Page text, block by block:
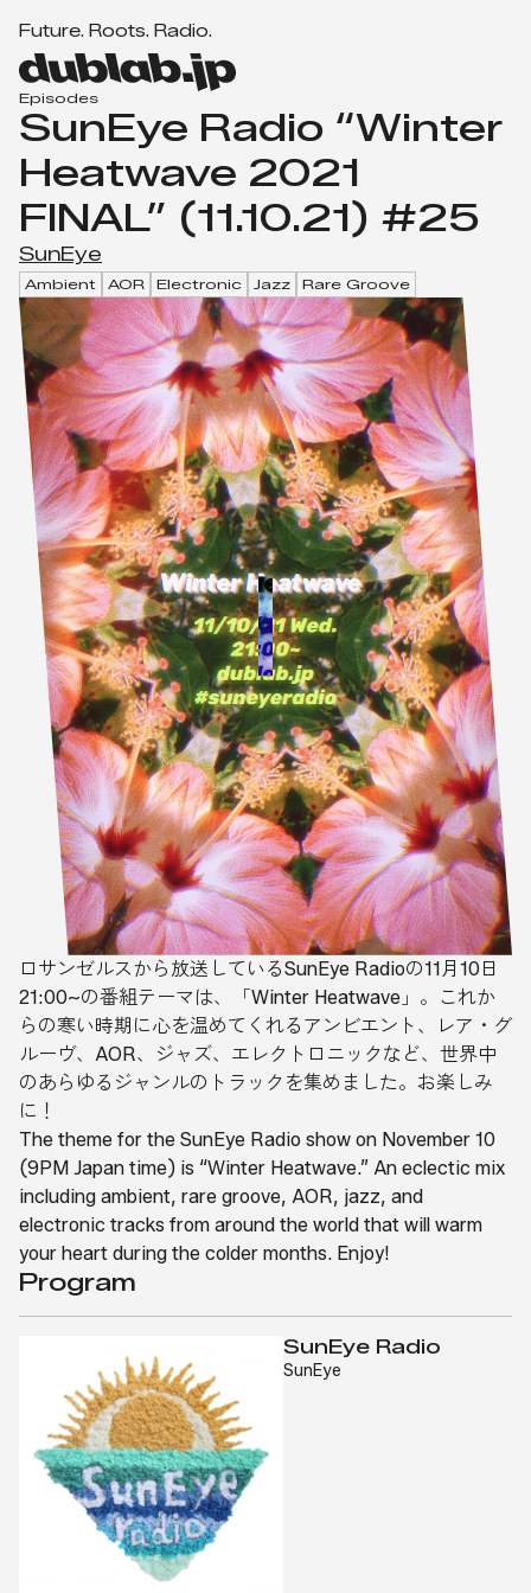
Future. Roots. Radio.
d
b
a
b.
j
Episodes
SunEye Radio “Winter
Heatwave 2021
FINAL” (11.10.21) #25
SunEye
Ambient AOR Electronic Jazz Rare Groove
ロサンゼルスから放送しているSunEye Radioの11月10日
21:00~の番組テーマは、「Winter Heatwave」。これか
らの寒い時期に心を温めてくれるアンビエント、レア・グ
ルーヴ、AOR、ジャズ、エレクトロニックなど、世界中
のあらゆるジャンルのトラックを集めました。お楽しみ
に！
The theme for the SunEye Radio show on November 10
(9PM Japan time) is “Winter Heatwave.” An eclectic mix
including ambient, rare groove, AOR, jazz, and
electronic tracks from around the world that will warm
your heart during the colder months. Enjoy!
Program
SunEye Radio
SunEye